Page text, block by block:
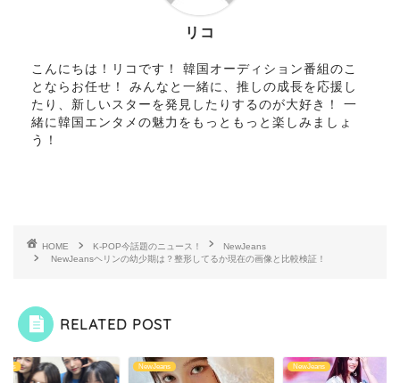
リコ
こんにちは！リコです！ 韓国オーディション番組のこ
とならお任せ！ みんなと一緒に、推しの成長を応援し
たり、新しいスターを発見したりするのが大好き！ 一
緒に韓国エンタメの魅力をもっともっと楽しみましょ
う！
HOME K-POP今話題のニュース！
NewJeans
NewJeansヘリンの幼少期は？整形してるか現在の画像と比較検証！
RELATED POST
NewJeans NewJeans